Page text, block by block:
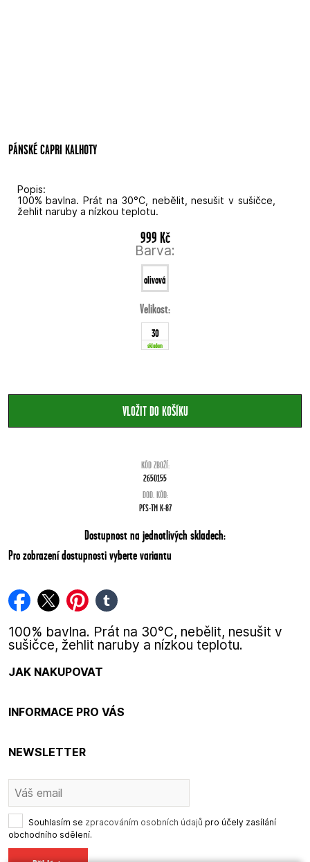
PÁNSKÉ CAPRI KALHOTY
Popis:
100% bavlna. Prát na 30°C, nebělit, nesušit v sušičce,
žehlit naruby a nízkou teplotu.
999 Kč
Barva:
olivová
Velikost:
30
skladem
KÓD ZBOŽÍ:
2650155
DOD. KÓD:
PFS-TM K-87
Dostupnost na jednotlivých skladech:
Pro zobrazení dostupnosti vyberte variantu
facebook
twitterpinterest
tumblr
100% bavlna. Prát na 30°C, nebělit, nesušit v
sušičce, žehlit naruby a nízkou teplotu.
JAK NAKUPOVAT
INFORMACE PRO VÁS
NEWSLETTER
Souhlasím se zpracováním osobních údajů pro účely zasílání
obchodního sdělení.